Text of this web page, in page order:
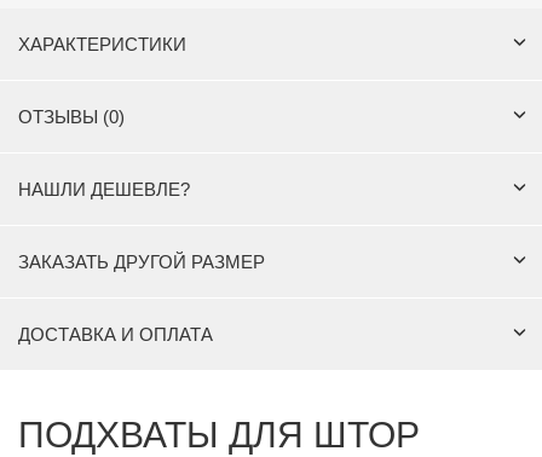
ХАРАКТЕРИСТИКИ
ОТЗЫВЫ (0)
НАШЛИ ДЕШЕВЛЕ?
ЗАКАЗАТЬ ДРУГОЙ РАЗМЕР
ДОСТАВКА И ОПЛАТА
ПОДХВАТЫ ДЛЯ ШТОР